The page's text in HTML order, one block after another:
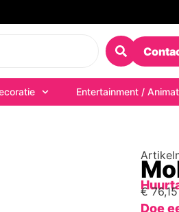
Entertainment /
€76,15
Doe